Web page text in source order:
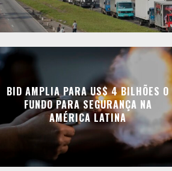
BID AMPLIA PARA US$ 4 BILHÕES O
FUNDO PARA SEGURANÇA NA
AMÉRICA LATINA